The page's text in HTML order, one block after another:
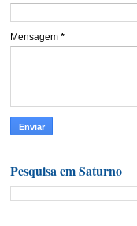
Mensagem *
Pesquisa em Saturno